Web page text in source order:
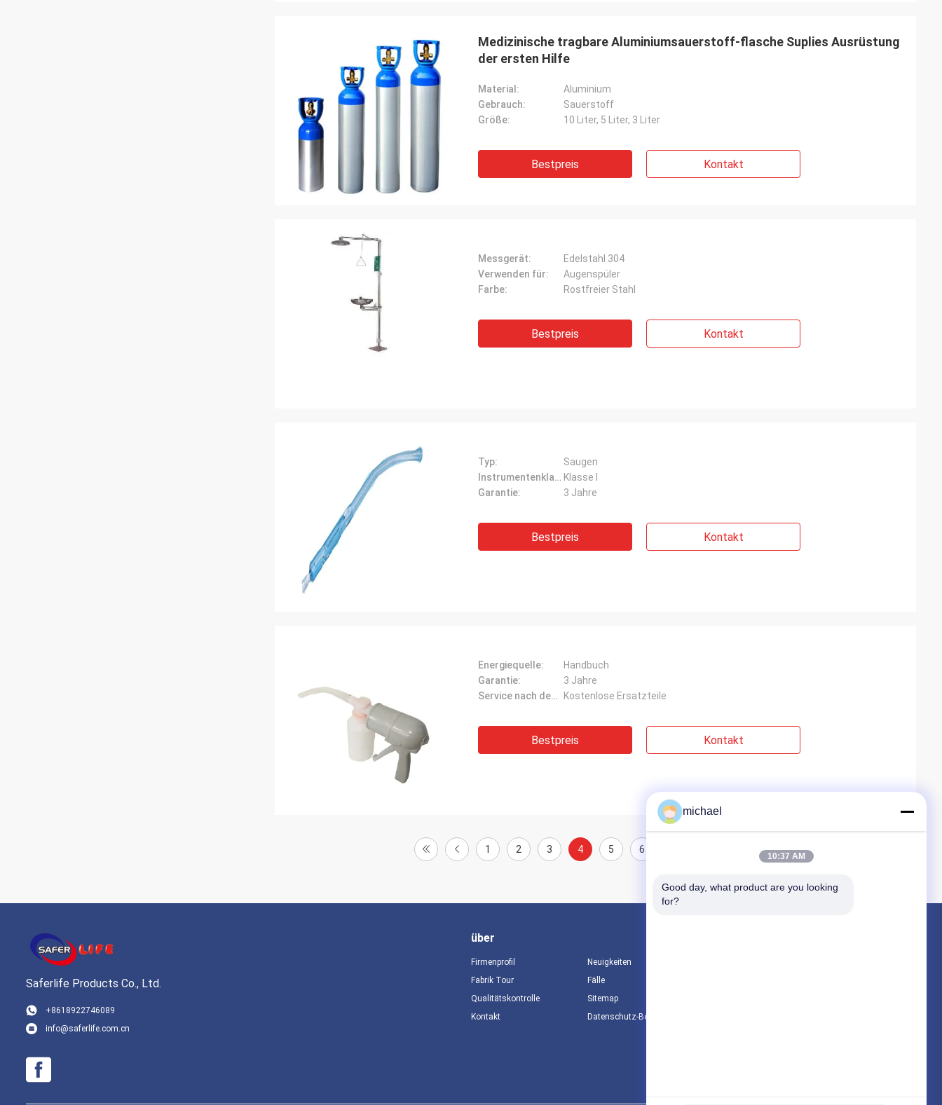
Medizinische tragbare Aluminiumsauerstoff-flasche Suplies Ausrüstung
der ersten Hilfe
Material:
Aluminium
Gebrauch:
Sauerstoff
Größe:
10 Liter, 5 Liter, 3 Liter
Bestpreis Kontakt
Messgerät:
Edelstahl 304
Verwenden für:
Augenspüler
Farbe:
Rostfreier Stahl
Bestpreis Kontakt
Typ:
Saugen
Instrumentenklassifizierung: Klasse I
Garantie:
3 Jahre
Bestpreis Kontakt
Energiequelle:
Handbuch
Garantie:
3 Jahre
Service nach dem Verkauf:
Kostenlose Ersatzteile
Bestpreis Kontakt
1 2 3 4 5 6
Saferlife Products Co., Ltd.
+8618922746089
info@saferlife.com.cn
über
Firmenprofil
Fabrik Tour
Qualitätskontrolle
Kontakt
Neuigkeiten
Fälle
Sitemap
Datenschutz-Bestimmungen
michael
10:37 AM
Good day, what product are you looking
for?